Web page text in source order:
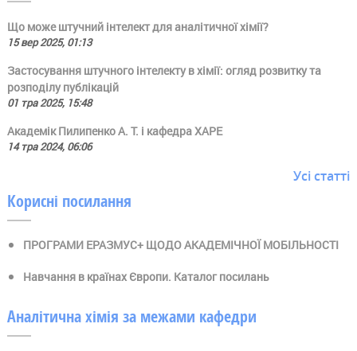
Що може штучний інтелект для аналітичної хімії?
15 вер 2025, 01:13
Застосування штучного інтелекту в хімії: огляд розвитку та
розподілу публікацій
01 тра 2025, 15:48
Академік Пилипенко А. Т. і кафедра ХАРЕ
14 тра 2024, 06:06
Усі статті
Корисні посилання
ПРОГРАМИ ЕРАЗМУС+ ЩОДО АКАДЕМІЧНОЇ МОБІЛЬНОСТІ
Навчання в країнах Європи. Каталог посилань
Аналітична хімія за межами кафедри